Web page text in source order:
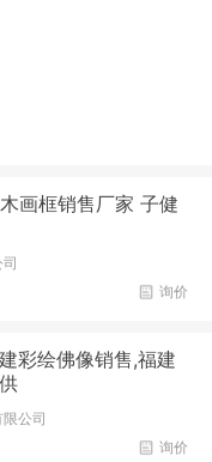
画框销售厂家 子健
询价
彩绘佛像销售,福建
公司
询价